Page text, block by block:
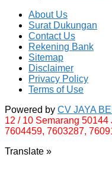
About Us
Surat Dukungan
Contact Us
Rekening Bank
Sitemap
Disclaimer
Privacy Policy
Terms of Use
Powered by CV JAYA
12 / 10 Semarang
7604459, 7603287,
Translate »